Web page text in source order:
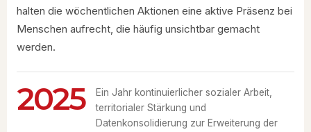
halten die wöchentlichen Aktionen eine aktive Präsenz bei
Menschen aufrecht, die häufig unsichtbar gemacht
werden.
2025
Ein Jahr kontinuierlicher sozialer Arbeit,
territorialer Stärkung und
Datenkonsolidierung zur Erweiterung der